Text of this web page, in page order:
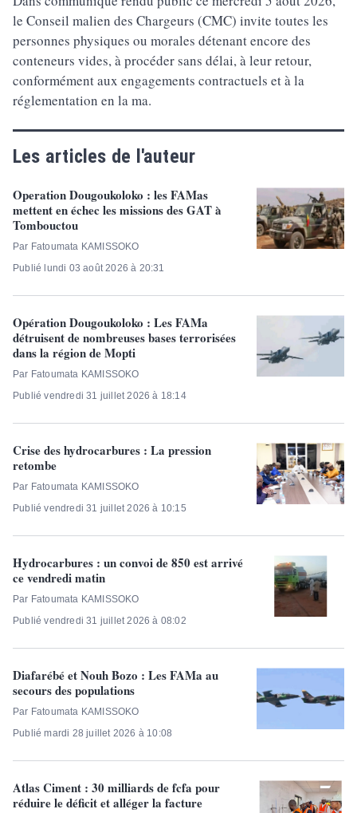
le Conseil malien des Chargeurs (CMC) invite toutes les
personnes physiques ou morales détenant encore des
conteneurs vides, à procéder sans délai, à leur retour,
conformément aux engagements contractuels et à la
réglementation en la ma.
Les articles de l'auteur
Operation Dougoukoloko : les FAMas
mettent en échec les missions des GAT à
Tombouctou
Par Fatoumata KAMISSOKO
Publié lundi 03 août 2026 à 20:31
Opération Dougoukoloko : Les FAMa
détruisent de nombreuses bases terrorisées
dans la région de Mopti
Par Fatoumata KAMISSOKO
Publié vendredi 31 juillet 2026 à 18:14
Crise des hydrocarbures : La pression
retombe
Par Fatoumata KAMISSOKO
Publié vendredi 31 juillet 2026 à 10:15
Hydrocarbures : un convoi de 850 est arrivé
ce vendredi matin
Par Fatoumata KAMISSOKO
Publié vendredi 31 juillet 2026 à 08:02
Diafarébé et Nouh Bozo : Les FAMa au
secours des populations
Par Fatoumata KAMISSOKO
Publié mardi 28 juillet 2026 à 10:08
Atlas Ciment : 30 milliards de fcfa pour
réduire le déficit et alléger la facture